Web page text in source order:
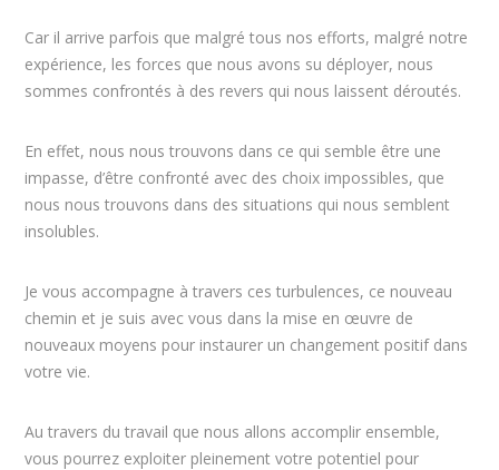
Car il arrive parfois que malgré tous nos efforts, malgré notre
expérience, les forces que nous avons su déployer, nous
sommes confrontés à des revers qui nous laissent déroutés.
En effet, nous nous trouvons dans ce qui semble être une
impasse, d’être confronté avec des choix impossibles, que
nous nous trouvons dans des situations qui nous semblent
insolubles.
Je vous accompagne à travers ces turbulences, ce nouveau
chemin et je suis avec vous dans la mise en œuvre de
nouveaux moyens pour instaurer un changement positif dans
votre vie.
Au travers du travail que nous allons accomplir ensemble,
vous pourrez exploiter pleinement votre potentiel pour